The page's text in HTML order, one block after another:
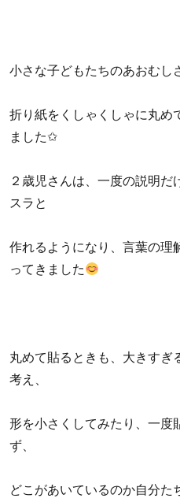
小さな子どもたちのあおむし
折り紙をくしゃくしゃに丸め
ました✩
２歳児さんは、一度の説明だ
スラと
作れるようになり、言葉の理
ってきました
丸めて貼るときも、大きすぎ
考え、
形を小さくしてみたり、一度
ず、
どこがあいているのか自分た